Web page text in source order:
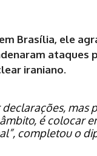
Brasília, ele
ataques
iraniano.
mas
é colocar
completou o